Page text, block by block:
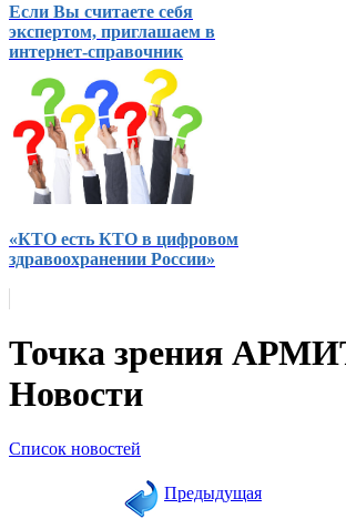
Если Вы считаете себя
экспертом, приглашаем в
интернет-справочник
«КТО есть КТО в цифровом
здравоохранении России»
Точка зрения
Новости
Список новостей
Предыдущая